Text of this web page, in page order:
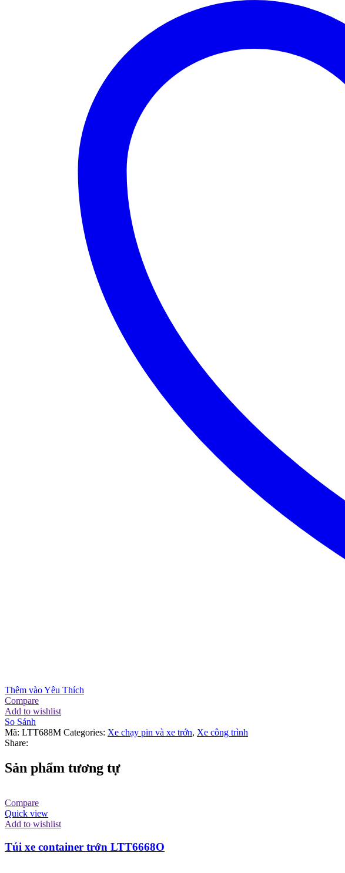
Thêm vào Yêu Thích
Compare
Add to wishlist
So Sánh
Mã: LTT688M Categories: Xe chạy pin và xe trớn, Xe công trình
Share:
Sản phẩm tương tự
Compare
Quick view
Add to wishlist
Túi xe container trớn LTT6668O